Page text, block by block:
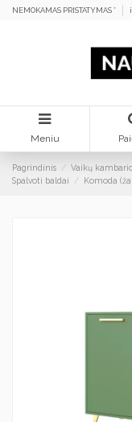
NEMOKAMAS PRISTATYMAS *
Meniu
Pagrindinis Vaikų
Spalvoti baldai
Komoda